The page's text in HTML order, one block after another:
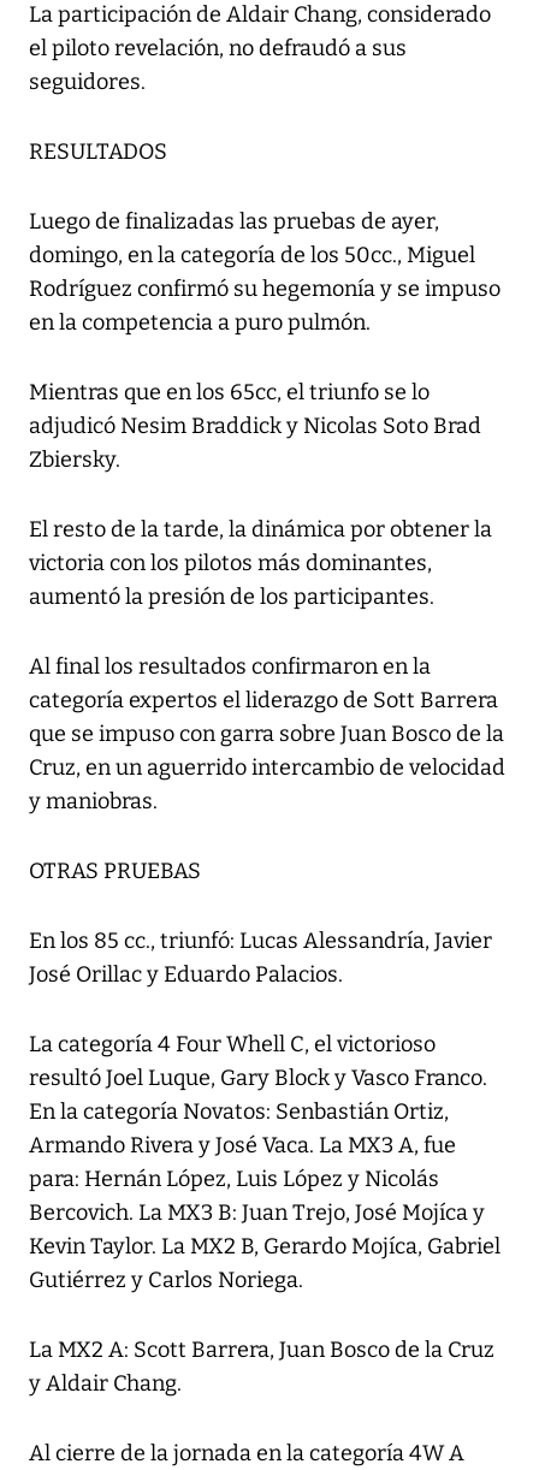
La participación de Aldair Chang, considerado
el piloto revelación, no defraudó a sus
seguidores.
RESULTADOS
Luego de finalizadas las pruebas de ayer,
domingo, en la categoría de los 50cc., Miguel
Rodríguez confirmó su hegemonía y se impuso
en la competencia a puro pulmón.
Mientras que en los 65cc, el triunfo se lo
adjudicó Nesim Braddick y Nicolas Soto Brad
Zbiersky.
El resto de la tarde, la dinámica por obtener la
victoria con los pilotos más dominantes,
aumentó la presión de los participantes.
Al final los resultados confirmaron en la
categoría expertos el liderazgo de Sott Barrera
que se impuso con garra sobre Juan Bosco de la
Cruz, en un aguerrido intercambio de velocidad
y maniobras.
OTRAS PRUEBAS
En los 85 cc., triunfó: Lucas Alessandría, Javier
José Orillac y Eduardo Palacios.
La categoría 4 Four Whell C, el victorioso
resultó Joel Luque, Gary Block y Vasco Franco.
En la categoría Novatos: Senbastián Ortiz,
Armando Rivera y José Vaca. La MX3 A, fue
para: Hernán López, Luis López y Nicolás
Bercovich. La MX3 B: Juan Trejo, José Mojíca y
Kevin Taylor. La MX2 B, Gerardo Mojíca, Gabriel
Gutiérrez y Carlos Noriega.
La MX2 A: Scott Barrera, Juan Bosco de la Cruz
y Aldair Chang.
Al cierre de la jornada en la categoría 4W A